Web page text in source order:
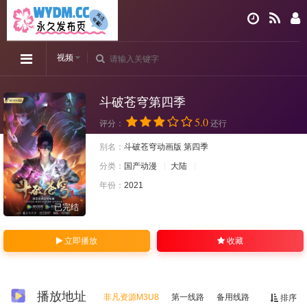
视频
已完结
斗破苍穹第四季
评分： 5.0 还行
别名： 斗破苍穹动画版 第四季
分类： 国产动漫
大陆
年份： 2021
立即播放 收藏
排序
播放地址 非凡资源M3U8 第一线路 备用线路